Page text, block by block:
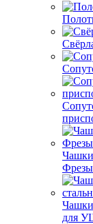
Фрезы
Чашки
для